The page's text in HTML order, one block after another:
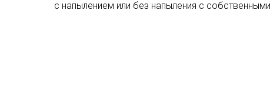
с напылением или без напыления с